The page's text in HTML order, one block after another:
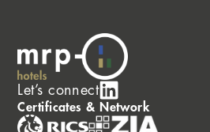
Let’s connect
Certificates & Network